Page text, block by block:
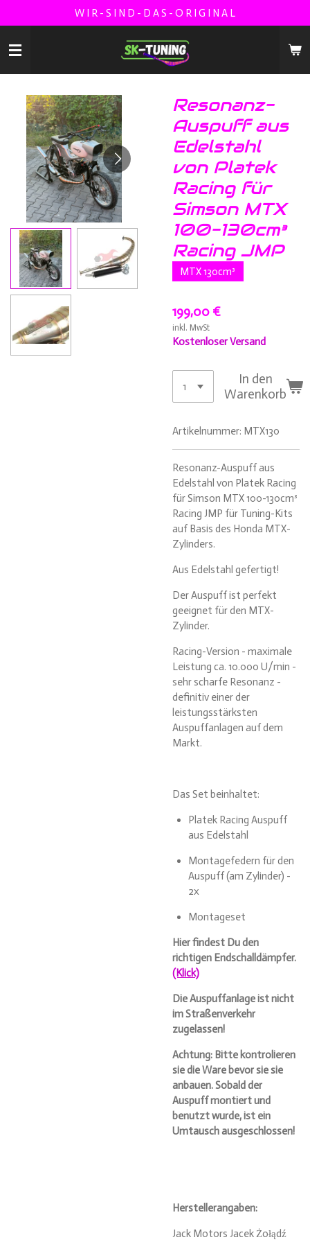
Hauptinhalt
springen
W I R - S I N D - D A S - O R I G I N A L
Resonanz-
Auspuff aus
Edelstahl
von Platek
Racing für
Simson MTX
100-130cm³
Racing JMP
MTX 130cm³
199,00 €
inkl. MwSt
Kostenloser Versand
In den
Warenkorb
Artikelnummer: MTX130
Resonanz-Auspuff aus
Edelstahl von Platek Racing
für Simson MTX 100-130cm³
Racing JMP für Tuning-Kits
auf Basis des Honda MTX-
Zylinders.
Aus Edelstahl gefertigt!
Der Auspuff ist perfekt
geeignet für den MTX-
Zylinder.
Racing-Version - maximale
Leistung ca. 10.000 U/min -
sehr scharfe Resonanz -
definitiv einer der
leistungsstärksten
Auspuffanlagen auf dem
Markt.
Das Set beinhaltet:
Platek Racing Auspuff
aus Edelstahl
Montagefedern für den
Auspuff (am Zylinder) -
2x
Montageset
Hier findest Du den
richtigen Endschalldämpfer.
(Klick)
Die Auspuffanlage ist nicht
im Straßenverkehr
zugelassen!
Achtung: Bitte kontrolieren
sie die Ware bevor sie sie
anbauen. Sobald der
Auspuff montiert und
benutzt wurde, ist ein
Umtausch ausgeschlossen!
Herstellerangaben:
Jack Motors Jacek Żołądź